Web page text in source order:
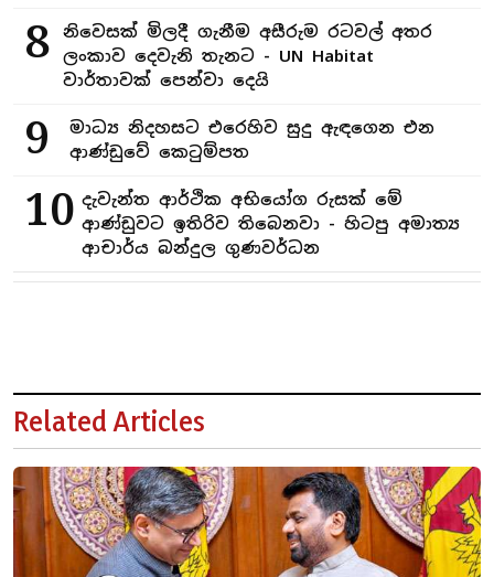
8
නිවෙසක් මිලදී ගැනීම අසීරුම රටවල් අතර
ලංකාව දෙවැනි තැනට - UN Habitat
වාර්තාවක් පෙන්වා දෙයි
9
මාධ්‍ය නිදහසට එරෙහිව සුදු ඇඳගෙන එන
ආණ්ඩුවේ කෙටුම්පත
10 දැවැන්ත ආර්ථික අභියෝග රුසක් මේ
ආණ්ඩුවට ඉතිරිව තිබෙනවා - හිටපු අමාත්‍ය
ආචාර්ය බන්දුල ගුණවර්ධන
Related Articles